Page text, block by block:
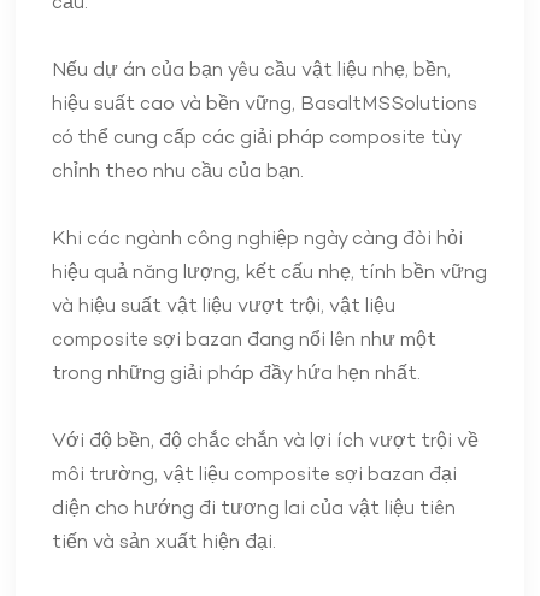
Nếu dự án của bạn yêu cầu vật liệu nhẹ, bền,
hiệu suất cao và bền vững, BasaltMSSolutions
có thể cung cấp các giải pháp composite tùy
chỉnh theo nhu cầu của bạn.
Khi các ngành công nghiệp ngày càng đòi hỏi
hiệu quả năng lượng, kết cấu nhẹ, tính bền vững
và hiệu suất vật liệu vượt trội, vật liệu
composite sợi bazan đang nổi lên như một
trong những giải pháp đầy hứa hẹn nhất.
Với độ bền, độ chắc chắn và lợi ích vượt trội về
môi trường, vật liệu composite sợi bazan đại
diện cho hướng đi tương lai của vật liệu tiên
tiến và sản xuất hiện đại.